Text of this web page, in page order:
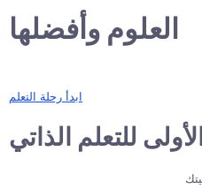
العلوم وأفضلها
ابدأ رحلة التعلم
للتعلم الذاتي